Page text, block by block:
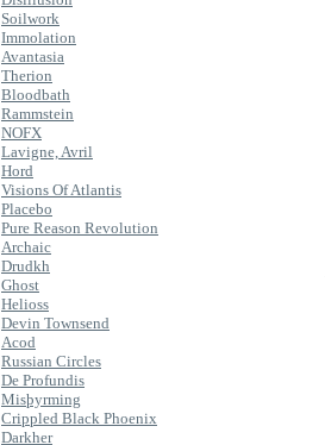
Soilwork
Immolation
Avantasia
Therion
Bloodbath
Rammstein
NOFX
Lavigne, Avril
Hord
Visions Of Atlantis
Placebo
Pure Reason Revolution
Archaic
Drudkh
Ghost
Helioss
Devin Townsend
Acod
Russian Circles
De Profundis
Misþyrming
Crippled Black Phoenix
Darkher